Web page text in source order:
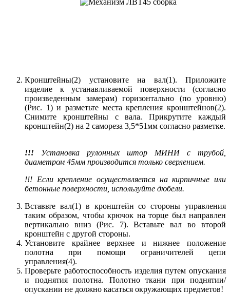
Кронштейны(2) установите на вал(1). Приложите
изделие к устанавливаемой поверхности (согласно
произведенным замерам) горизонтально (по уровню)
(Рис. 1) и разметьте места крепления кронштейнов(2).
Снимите кронштейны с вала. Прикрутите каждый
кронштейн(2) на 2 самореза 3,5*51мм согласно разметке.
!!! Установка рулонных штор МИНИ с трубой,
диаметром 45мм производится только сверлением.
!!! Если крепление осуществляется на кирпичные или
бетонные поверхности, используйте дюбели.
Вставьте вал(1) в кронштейн со стороны управления
таким образом, чтобы крючок на торце был направлен
вертикально вниз (Рис. 7). Вставьте вал во второй
кронштейн с другой стороны.
Установите крайнее верхнее и нижнее положение
полотна при помощи ограничителей цепи
управления(4).
Проверьте работоспособность изделия путем опускания
и поднятия полотна. Полотно ткани при поднятии/
опускании не должно касаться окружающих предметов!